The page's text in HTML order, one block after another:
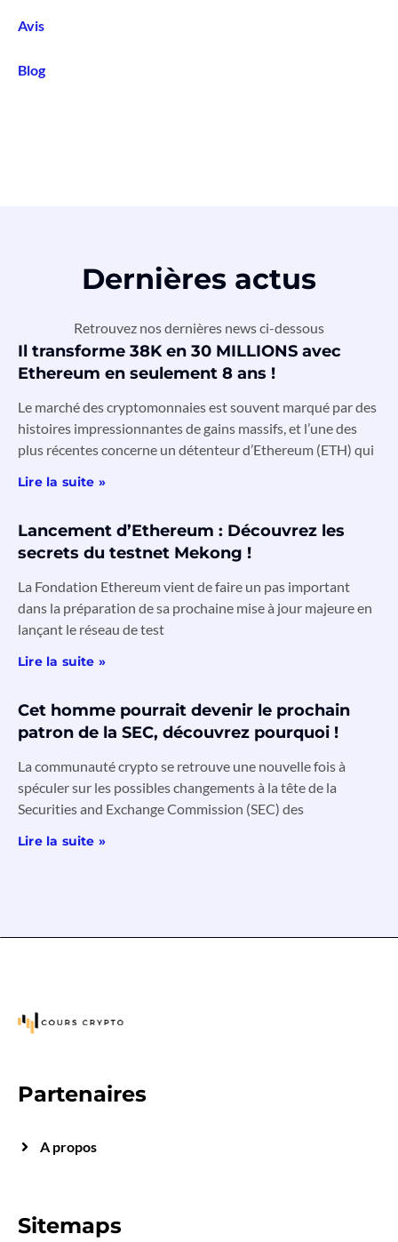
Avis
Blog
Dernières actus
Retrouvez nos dernières news ci-dessous
Il transforme 38K en 30 MILLIONS avec
Ethereum en seulement 8 ans !
Le marché des cryptomonnaies est souvent marqué par des
histoires impressionnantes de gains massifs, et l’une des
plus récentes concerne un détenteur d’Ethereum (ETH) qui
Lire la suite »
Lancement d’Ethereum : Découvrez les
secrets du testnet Mekong !
La Fondation Ethereum vient de faire un pas important
dans la préparation de sa prochaine mise à jour majeure en
lançant le réseau de test
Lire la suite »
Cet homme pourrait devenir le prochain
patron de la SEC, découvrez pourquoi !
La communauté crypto se retrouve une nouvelle fois à
spéculer sur les possibles changements à la tête de la
Securities and Exchange Commission (SEC) des
Lire la suite »
Partenaires
A propos
Sitemaps